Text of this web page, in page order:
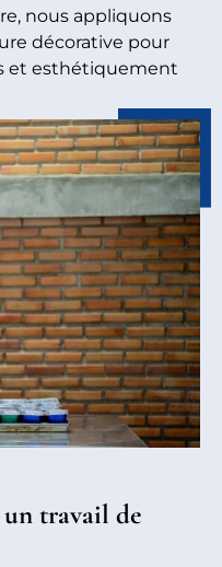
nous appliquons
décorative pour
et esthétiquement
un travail de